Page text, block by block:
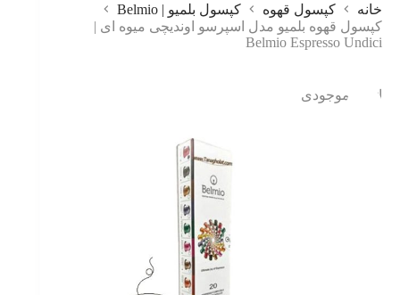
خانه کپسول قهوه
کپسول بلمیو | Belmio
کپسول قهوه بلمیو مدل اسپرسو اوندیچی میوه ای |
Belmio Espresso Undici
اتمام موجودی